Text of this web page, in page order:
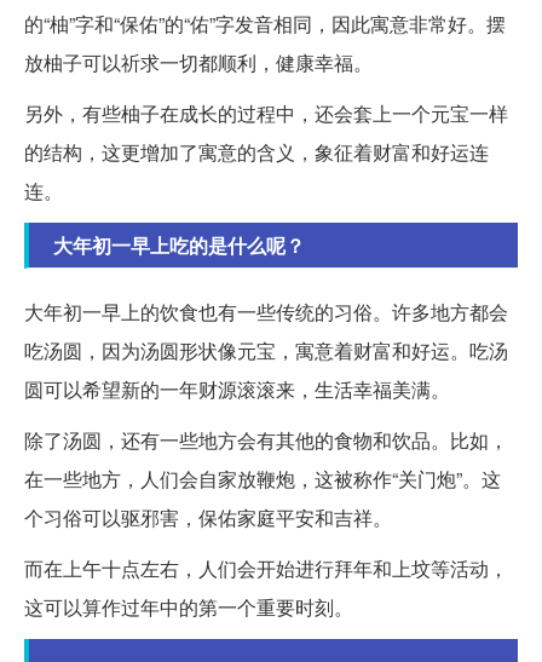
的“柚”字和“保佑”的“佑”字发音相同，因此寓意非常好。摆
放柚子可以祈求一切都顺利，健康幸福。
另外，有些柚子在成长的过程中，还会套上一个元宝一样
的结构，这更增加了寓意的含义，象征着财富和好运连
连。
大年初一早上吃的是什么呢？
大年初一早上的饮食也有一些传统的习俗。许多地方都会
吃汤圆，因为汤圆形状像元宝，寓意着财富和好运。吃汤
圆可以希望新的一年财源滚滚来，生活幸福美满。
除了汤圆，还有一些地方会有其他的食物和饮品。比如，
在一些地方，人们会自家放鞭炮，这被称作“关门炮”。这
个习俗可以驱邪害，保佑家庭平安和吉祥。
而在上午十点左右，人们会开始进行拜年和上坟等活动，
这可以算作过年中的第一个重要时刻。